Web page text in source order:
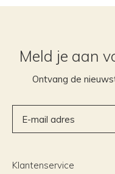
Meld je aan
Ontvang de
Klantenservice